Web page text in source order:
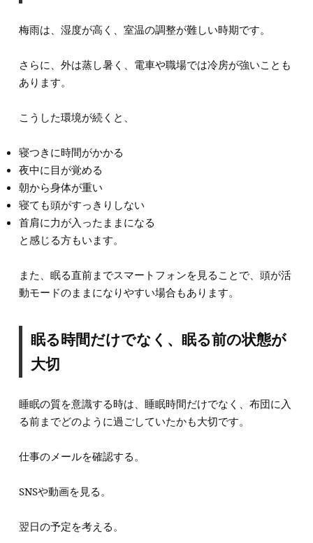
梅雨は、湿度が高く、室温の調整が難しい時期です。
さらに、外は蒸し暑く、電車や職場では冷房が強いことも
あります。
こうした環境が続くと、
寝つきに時間がかかる
夜中に目が覚める
朝から身体が重い
寝ても頭がすっきりしない
首肩に力が入ったままになる
と感じる方もいます。
また、眠る直前までスマートフォンを見ることで、頭が活
動モードのままになりやすい場合もあります。
眠る時間だけでなく、眠る前の状態が
大切
睡眠の質を意識する時は、睡眠時間だけでなく、布団に入
る前までどのように過ごしていたかも大切です。
仕事のメールを確認する。
SNSや動画を見る。
翌日の予定を考える。